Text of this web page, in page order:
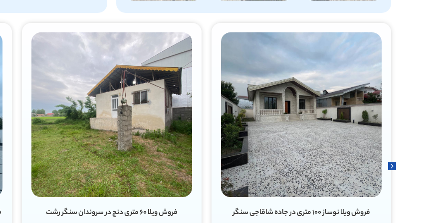
فروش ویلا ۶۰ متری دنج در سروندان سنگر رشت فروش ویلا ۹۰ متری دو خواب مستر در رودبرده سنگر رشت